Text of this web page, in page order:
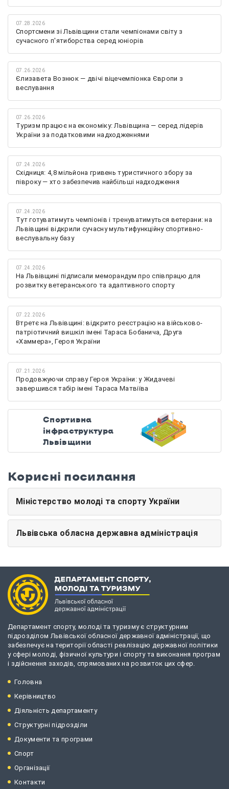
07.28.2026
Спортсмени зі Львівщини стали чемпіонами світу з
сучасного п'ятиборства серед юніорів
07.26.2026
Єлизавета Вознюк — двічі віцечемпіонка Європи з
веслування
07.26.2026
Туризм працює на економіку: Львівщина — серед лідерів
України за податковими надходженнями
07.24.2026
Східниця: 4,8 мільйона гривень туристичного збору за
півроку — хто забезпечив найбільші надходження
07.24.2026
Тут готуватимуть чемпіонів і тренуватимуться ветерани: на
Львівщині відкрили сучасну мультифункційну спортивно-
веслувальну базу
07.24.2026
На Львівщині підписали меморандум про співпрацю для
розвитку ветеранського та адаптивного спорту
07.22.2026
Втретє на Львівщині: відкрито реєстрацію на військово-
патріотичний вишкіл імені Тараса Бобанича, Друга
«Хаммера», Героя України
07.21.2026
Продовжуючи справу Героя України: у Жидачеві
завершився табір імені Тараса Матвіїва
Спортивна
інфраструктура
Львівщини
Корисні посилання
Міністерство молоді та спорту України
Львівська обласна державна адміністрація
Департамент спорту, молоді та туризму є структурним
підрозділом Львівської обласної державної адміністрації, що
забезпечує на території області реалізацію державної політики
у сфері молоді, фізичної культури і спорту та виконання програм
і здійснення заходів, спрямованих на розвиток цих сфер.
Головна
Керівництво
Діяльність департаменту
Структурні підрозділи
Документи та програми
Спорт
Організації
Контакти